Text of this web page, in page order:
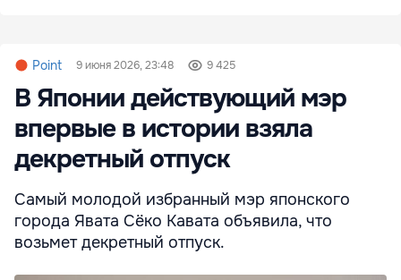
Point 9 июня 2026, 23:48 9 425
В Японии действующий мэр
впервые в истории взяла
декретный отпуск
Самый молодой избранный мэр японского
города Явата Сёко Кавата объявила, что
возьмет декретный отпуск.